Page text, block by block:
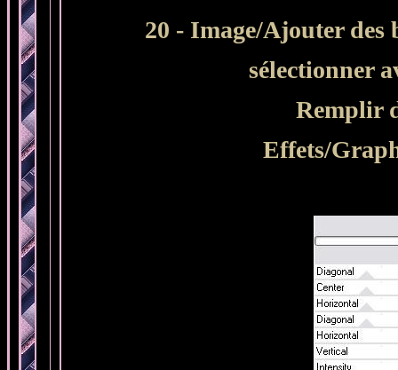
20 - Image/Ajouter des
sélectionner
Remplir
Effets/